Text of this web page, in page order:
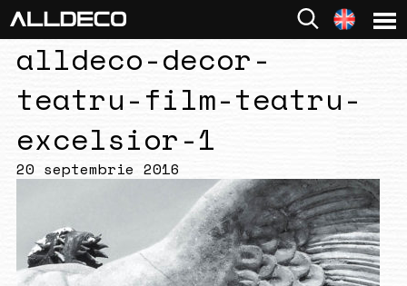
alldeco-decor-
teatru-film-teatru-
excelsior-1
20 septembrie 2016